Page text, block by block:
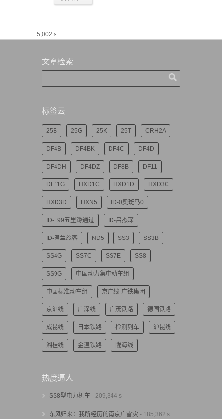
5,002 s
文章检索
标签云
25B 25G 25K 25T CRH2A
DF4B DF4BK DF4C DF4D
DF4DH DF4DZ DF8B DF11
DF11G HXD1C HXD1D HXD3C
HXD3D HXN5 ID-0奥斑马0
ID-T99五里蹲通过 ID-吕杰琛
ID-温兰旅客 ND5 SS3 SS3B
SS4G SS7C SS7E SS8
SS9G 中国动力集中动车组
中国标准动车组 京广线-广铁集团
京沪线 广深线 广茂铁路 德国铁路
成昆线 日本铁路 检测列车 沪昆线
湘桂线 金温铁路 陇海线
热度逼人
SS8型电力机车 - 209,344 s
东风归来：我所经历的南京广雪灾 - 185,362 s